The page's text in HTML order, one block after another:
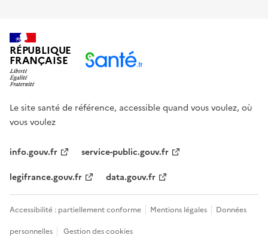
RÉPUBLIQUE
FRANÇAISE
Le site santé de référence, accessible quand vous voulez, où
vous voulez
info.gouv.fr
service-public.gouv.fr
legifrance.gouv.fr
data.gouv.fr
Accessibilité : partiellement conforme Mentions légales
Données
personnelles
Gestion des cookies